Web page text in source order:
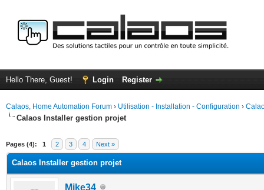
Hello There, Guest! Login Register
Calaos, Home Automation Forum › Utilisation - Installation - Configuration ›
Calaos Installer gestion projet
Pages (4): 1 2 3 4 Next »
Calaos Installer gestion projet
Mike34